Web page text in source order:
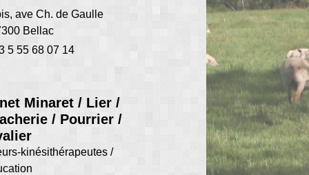
ave Ch. de Gaulle
Bellac
5 55 68 07 14
Minaret / Lier /
/ Pourrier /
kinésithérapeutes /